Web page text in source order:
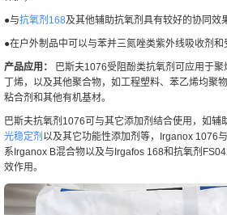
●与抗氧剂168及其他辅助抗氧剂具有较好的协同效
●在户外制品中可以与苯并三氮唑类紫外线吸收剂和
产品应用：
巴斯夫1076受阻酚类抗氧剂可应用于
丁烯，以及其他聚合物，如工程塑料、苯乙烯均聚
粘合剂和其他有机基材。
巴斯夫抗氧剂1076可与其它添加剂结合使用，如辅
光稳定剂 以及其它功能性添加剂等，Irganox 1076
系Irganox B混合物以及与Irgafos 168和抗氧剂
效作用。